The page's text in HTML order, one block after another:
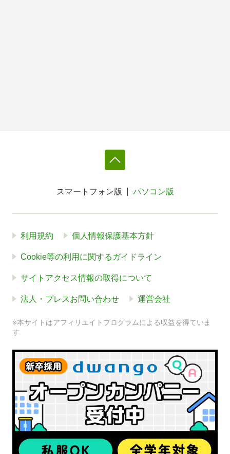
スマートフォン版 パソコン版
利用規約 個人情報保護基本方針
Cookie等の利用に関するガイドライン
サイトアクセス情報の取得について
法人・プレスお問い合わせ 運営会社
※本サイトはアフィリエイトプログラムによる収益を得ていま
す